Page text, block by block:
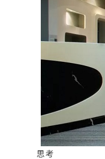
思考